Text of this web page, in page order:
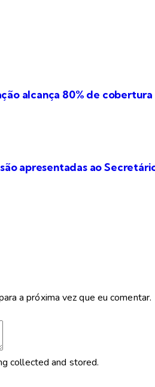
alcança 80% de
apresentadas ao
a próxima vez que eu comentar.
collected and stored.